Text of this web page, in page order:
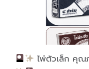
ไพ่ตัวเล็ก คุณ